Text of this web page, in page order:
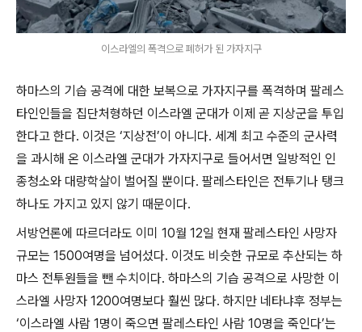
이스라엘의 폭격으로 폐허가 된 가자지구
하마스의 기습 공격에 대한 보복으로 가자지구를 폭격하며 팔레스
타인인들을 집단처형하던 이스라엘 군대가 이제 곧 지상군을 투입
한다고 한다. 이것은 ‘지상전’이 아니다. 세계 최고 수준의 군사력
을 과시해 온 이스라엘 군대가 가자지구로 들어서면 일방적인 인
종청소와 대량학살이 벌어질 뿐이다. 팔레스타인은 전투기나 탱크
하나도 가지고 있지 않기 때문이다.
서방언론에 따르더라도 이미 10월 12일 현재 팔레스타인 사망자
규모는 1500여명을 넘어섰다. 이것도 비슷한 규모로 추산되는 하
마스 전투원들을 뺀 수치이다. 하마스의 기습 공격으로 사망한 이
스라엘 사망자 1200여명보다 훨씬 많다. 하지만 네타냐후 정부는
‘이스라엘 사람 1명이 죽으면 팔레스타인 사람 10명을 죽인다’는